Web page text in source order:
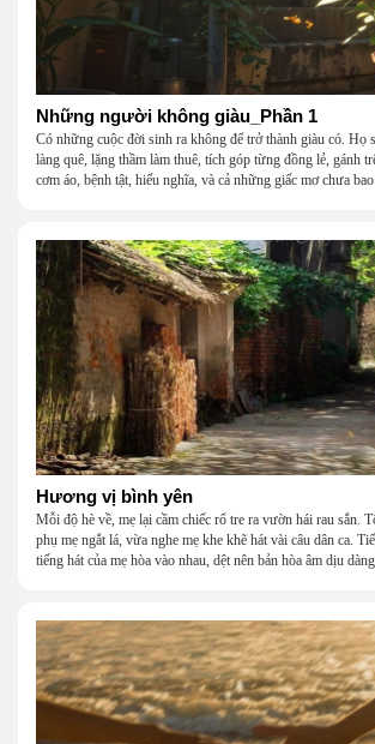
Những người không giàu_Phần 1
Có những cuộc đời sinh ra không để trở thành giàu có. Họ
làng quê, lặng thầm làm thuê, tích góp từng đồng lẻ, gánh
cơm áo, bệnh tật, hiếu nghĩa, và cả những giấc mơ chưa
một mái nhà bằng lòng thương, bằng sự nhẫn nại và một
nghèo đến đâu, cũng còn có nhau để quay về.
Hương vị bình yên
Mỗi độ hè về, mẹ lại cầm chiếc rổ tre ra vườn hái rau sắn.
phụ mẹ ngắt lá, vừa nghe mẹ khe khẽ hát vài câu dân ca.
tiếng hát của mẹ hòa vào nhau, dệt nên bản hòa âm dịu